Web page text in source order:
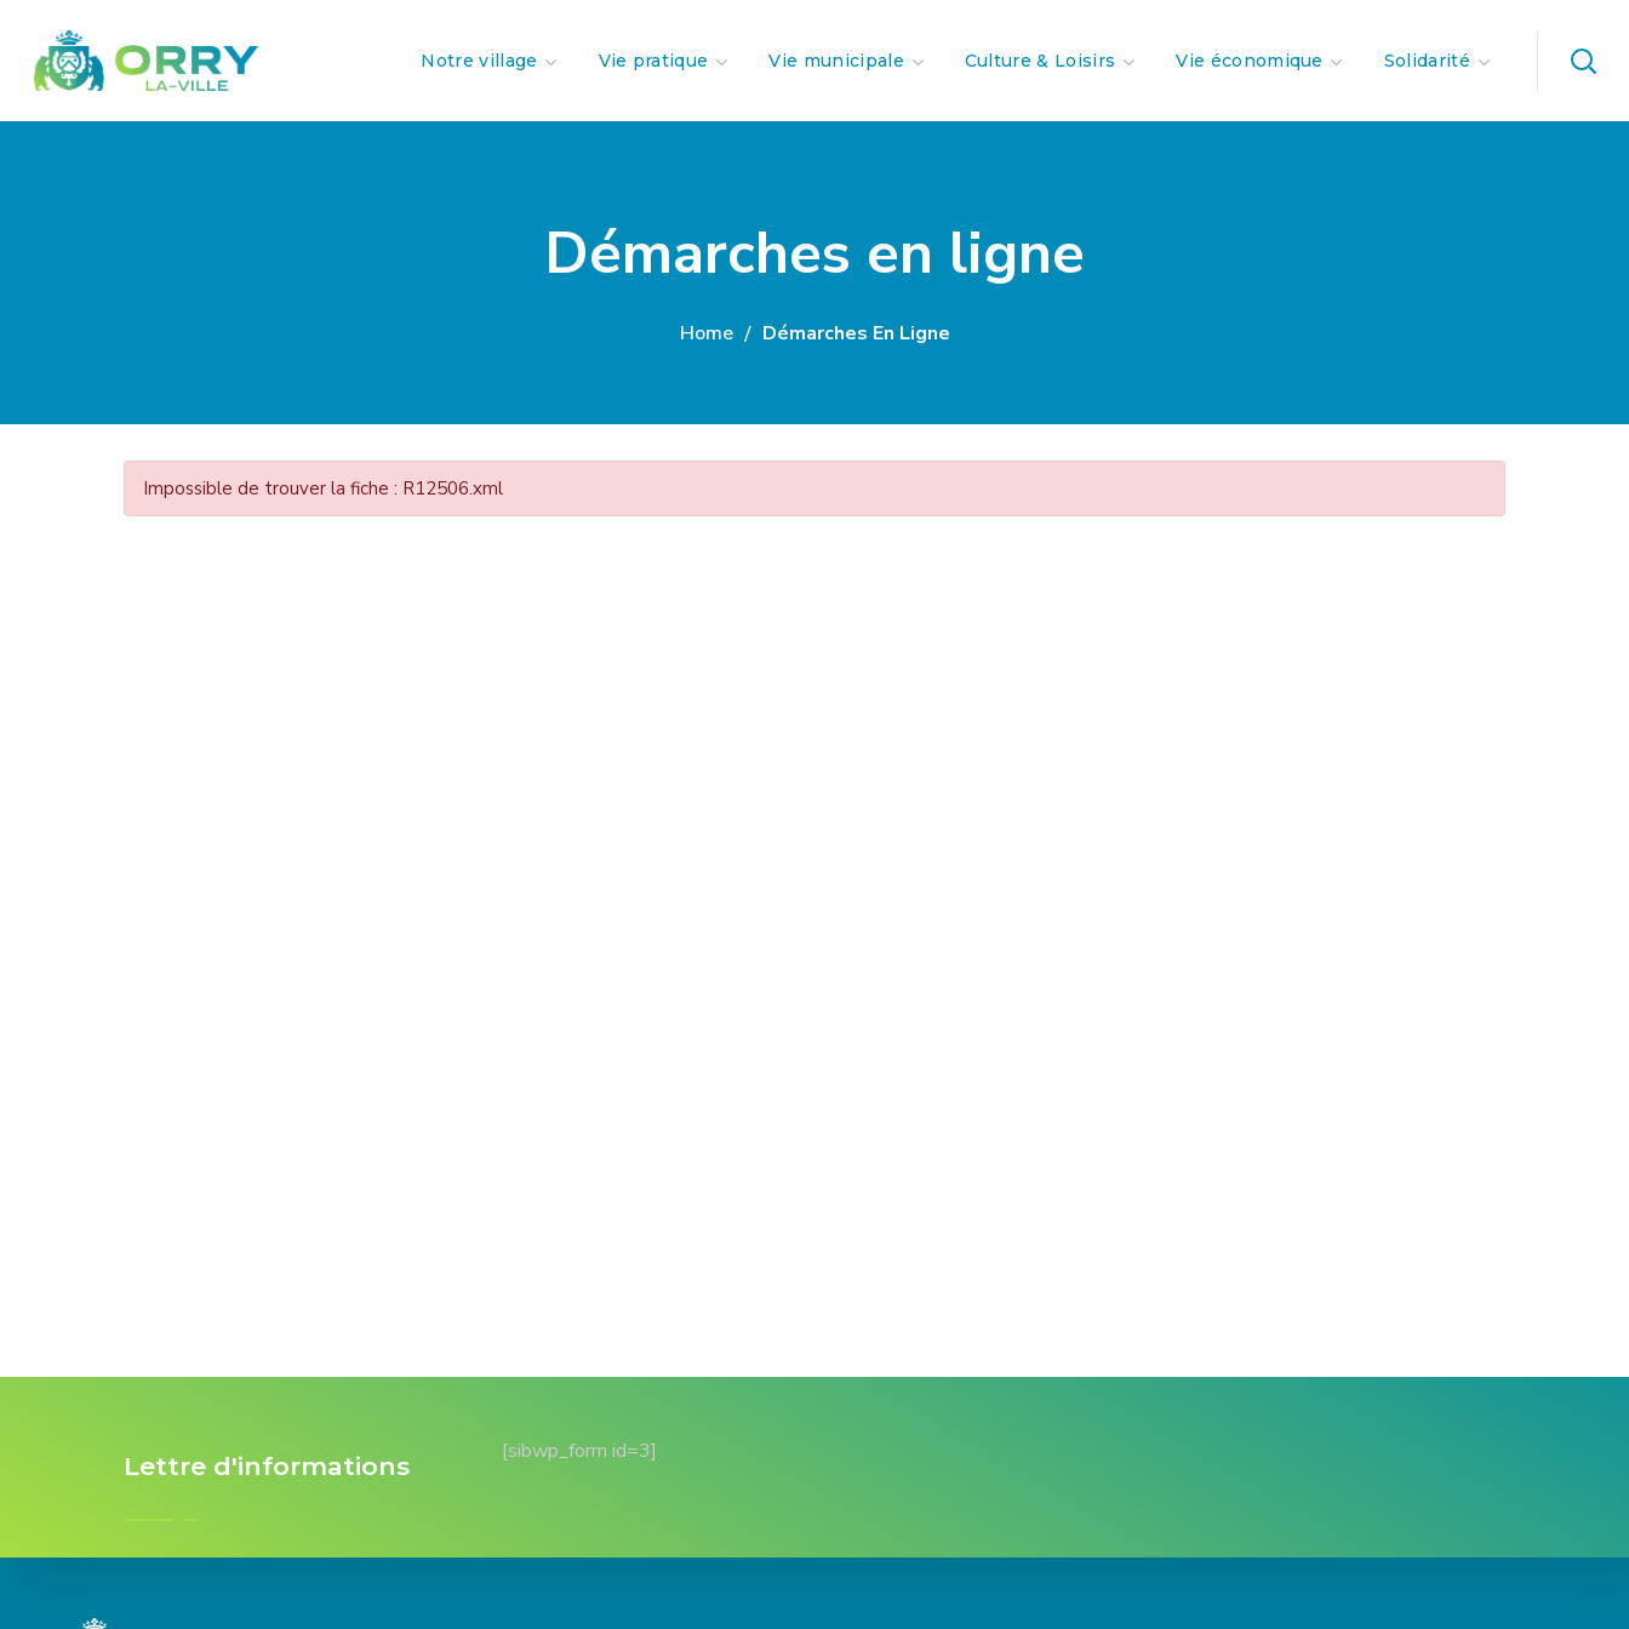
Notre village Vie pratique Vie municipale Culture & Loisirs Vie économique Solidarité
Démarches en ligne
Home Démarches En Ligne
Impossible de trouver la fiche : R12506.xml
Lettre d'informations [sibwp_form id=3]